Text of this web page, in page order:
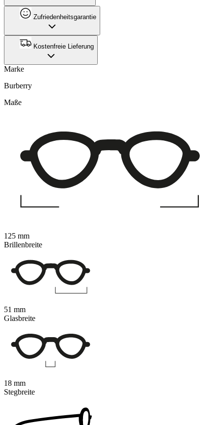
Zufriedenheitsgarantie
Kostenfreie Lieferung
Marke
Burberry
Maße
125 mm
Brillenbreite
51 mm
Glasbreite
18 mm
Stegbreite